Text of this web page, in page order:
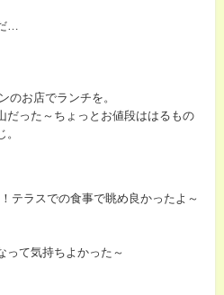
…
のお店でランチを。
だった～ちょっとお値段ははるもの
テラスでの食事で眺め良かったよ～
って気持ちよかった～